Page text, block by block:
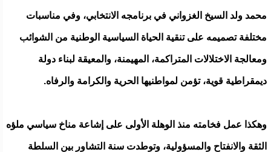
محمد ولد السيخ الغزواني في برنامجه الانتخابي، وفي مناسبات
مختلفة تصميمه على تنقية الحياة السياسية الوطنية من الشوائب
ومعالجة الاختلالات المتراكمة، المهيمنة، والمعيقة لبناء دولة
ديمقراطية قوية، تؤمن لمواطنيها الحرية والكرامة والرفاه.
وهكذا عمل فخامته منذ الوهلة الأولى على إشاعة مناخ سياسي ملؤه
الثقة والانفتاح والمسؤولية، وتوطدت سنة التشاور بين السلطة